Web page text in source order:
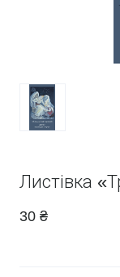
Листівка
30 ₴